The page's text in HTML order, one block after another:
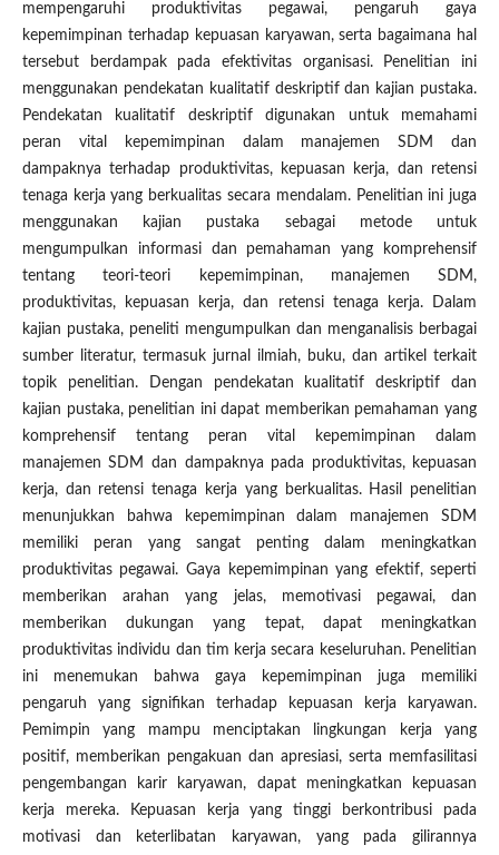
mempengaruhi produktivitas pegawai, pengaruh gaya
kepemimpinan terhadap kepuasan karyawan, serta bagaimana hal
tersebut berdampak pada efektivitas organisasi. Penelitian ini
menggunakan pendekatan kualitatif deskriptif dan kajian pustaka.
Pendekatan kualitatif deskriptif digunakan untuk memahami
peran vital kepemimpinan dalam manajemen SDM dan
dampaknya terhadap produktivitas, kepuasan kerja, dan retensi
tenaga kerja yang berkualitas secara mendalam. Penelitian ini juga
menggunakan kajian pustaka sebagai metode untuk
mengumpulkan informasi dan pemahaman yang komprehensif
tentang teori-teori kepemimpinan, manajemen SDM,
produktivitas, kepuasan kerja, dan retensi tenaga kerja. Dalam
kajian pustaka, peneliti mengumpulkan dan menganalisis berbagai
sumber literatur, termasuk jurnal ilmiah, buku, dan artikel terkait
topik penelitian. Dengan pendekatan kualitatif deskriptif dan
kajian pustaka, penelitian ini dapat memberikan pemahaman yang
komprehensif tentang peran vital kepemimpinan dalam
manajemen SDM dan dampaknya pada produktivitas, kepuasan
kerja, dan retensi tenaga kerja yang berkualitas. Hasil penelitian
menunjukkan bahwa kepemimpinan dalam manajemen SDM
memiliki peran yang sangat penting dalam meningkatkan
produktivitas pegawai. Gaya kepemimpinan yang efektif, seperti
memberikan arahan yang jelas, memotivasi pegawai, dan
memberikan dukungan yang tepat, dapat meningkatkan
produktivitas individu dan tim kerja secara keseluruhan. Penelitian
ini menemukan bahwa gaya kepemimpinan juga memiliki
pengaruh yang signifikan terhadap kepuasan kerja karyawan.
Pemimpin yang mampu menciptakan lingkungan kerja yang
positif, memberikan pengakuan dan apresiasi, serta memfasilitasi
pengembangan karir karyawan, dapat meningkatkan kepuasan
kerja mereka. Kepuasan kerja yang tinggi berkontribusi pada
motivasi dan keterlibatan karyawan, yang pada gilirannya